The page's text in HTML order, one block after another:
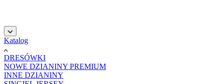
şans
casino
|
vidobet
|
vidobet
|
vidobet
güncel
giriş
|
vidobet
giriş
|
casinolevant
|
casinolevant
|
casinolevant
|
vidobet
giriş
|
şans
casino
|
casinolevant
giriş
|
casino
şans
|
şans
casino
giriş
|
casino
levant
|
casino
şans
|
casino
şans
|
boostaro
|
casinolevant
giriş
|
şans
casino
giriş
|
casinolevant
giriş
|
şanscasino
|
vidobet
|
vidobet
giriş
|
levant
casino
|
gorabet
|
galyabet
|
gorabet
|
gorabet
|
gorabet
|
vidobet
giriş
|
galyabet
|
gorabet
|
gorabet
Katalog
DRESÓWKI
NOWE DZIANINY PREMIUM
INNE DZIANINY